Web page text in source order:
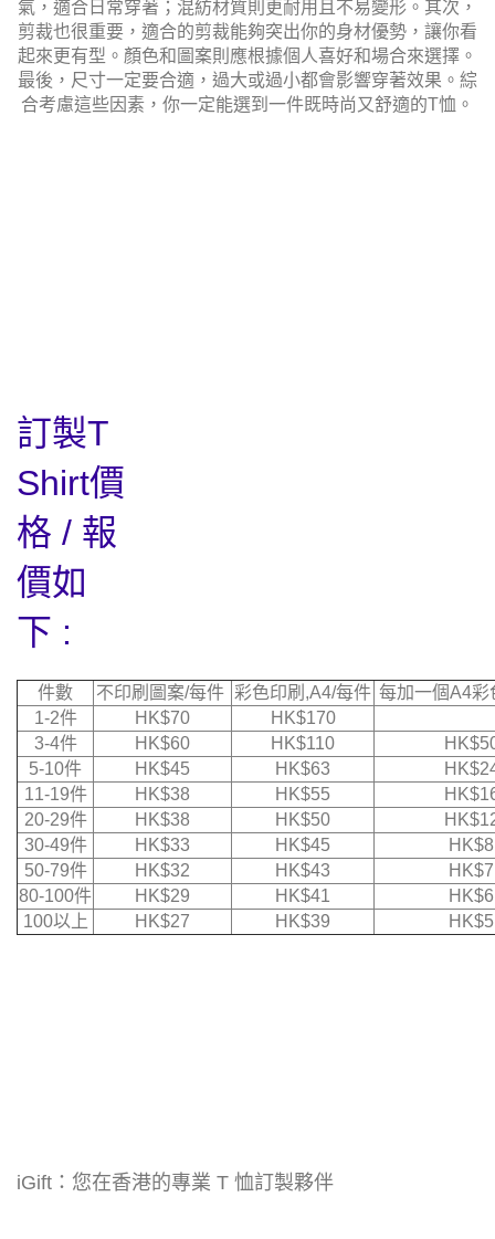
氣，適合日常穿著；混紡材質則更耐用且不易變形。其次，
剪裁也很重要，適合的剪裁能夠突出你的身材優勢，讓你看
起來更有型。顏色和圖案則應根據個人喜好和場合來選擇。
最後，尺寸一定要合適，過大或過小都會影響穿著效果。綜
合考慮這些因素，你一定能選到一件既時尚又舒適的T恤。
訂製T
Shirt價
格 / 報
價如
下 :
件數 不印刷圖案/每件 彩色印刷,A4/每件 每加一個A4彩
1-2件
HK$70
HK$170
3-4件
HK$60 HK$110
5-10件
HK$45 HK$63
11-19件
HK$38 HK$55
20-29件
HK$38 HK$50
30-49件
HK$33 HK$45
HK$8
50-79件
HK$32 HK$43
HK$7
80-100件
HK$29 HK$41
HK$6
100以上
HK$27 HK$39 HK$5
iGift：您在香港的專業 T 恤訂製夥伴